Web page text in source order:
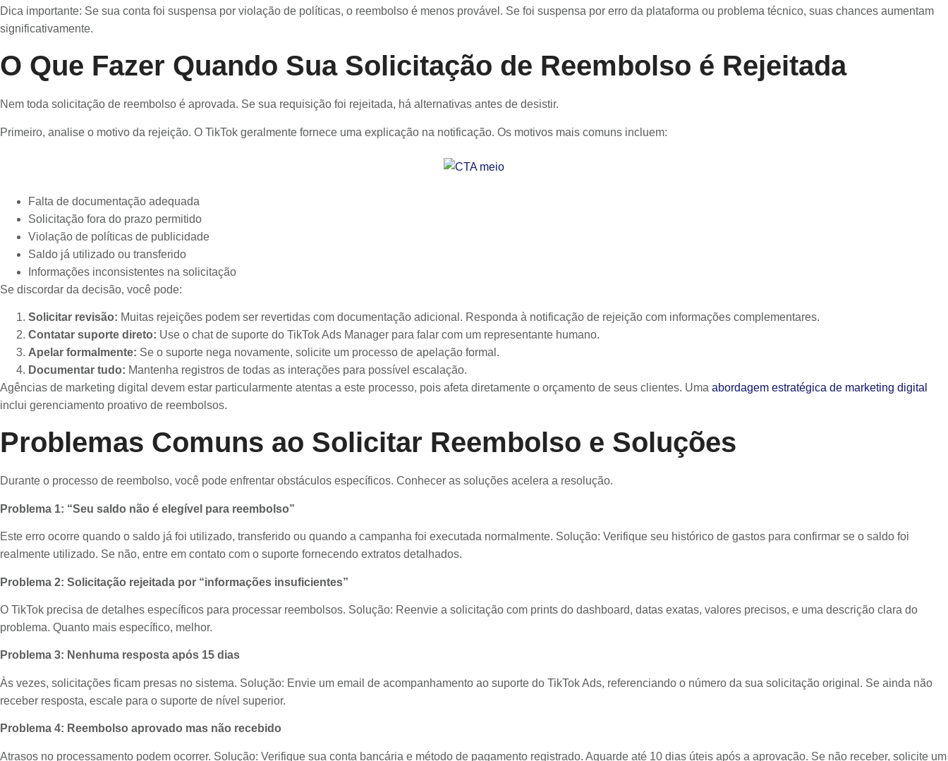
Dica importante: Se sua conta foi suspensa por violação de políticas, o reembolso é menos provável. Se foi suspensa por erro da plataforma ou problema técnico, suas chances aumentam
significativamente.
O Que Fazer Quando Sua Solicitação de Reembolso é Rejeitada
Nem toda solicitação de reembolso é aprovada. Se sua requisição foi rejeitada, há alternativas antes de desistir.
Primeiro, analise o motivo da rejeição. O TikTok geralmente fornece uma explicação na notificação. Os motivos mais comuns incluem:
Falta de documentação adequada
Solicitação fora do prazo permitido
Violação de políticas de publicidade
Saldo já utilizado ou transferido
Informações inconsistentes na solicitação
Se discordar da decisão, você pode:
Solicitar revisão: Muitas rejeições podem ser revertidas com documentação adicional. Responda à notificação de rejeição com informações complementares.
Contatar suporte direto: Use o chat de suporte do TikTok Ads Manager para falar com um representante humano.
Apelar formalmente: Se o suporte nega novamente, solicite um processo de apelação formal.
Documentar tudo: Mantenha registros de todas as interações para possível escalação.
Agências de marketing digital devem estar particularmente atentas a este processo, pois afeta diretamente o orçamento de seus clientes. Uma abordagem estratégica de marketing digital
inclui gerenciamento proativo de reembolsos.
Problemas Comuns ao Solicitar Reembolso e Soluções
Durante o processo de reembolso, você pode enfrentar obstáculos específicos. Conhecer as soluções acelera a resolução.
Problema 1: “Seu saldo não é elegível para reembolso”
Este erro ocorre quando o saldo já foi utilizado, transferido ou quando a campanha foi executada normalmente. Solução: Verifique seu histórico de gastos para confirmar se o saldo foi
realmente utilizado. Se não, entre em contato com o suporte fornecendo extratos detalhados.
Problema 2: Solicitação rejeitada por “informações insuficientes”
O TikTok precisa de detalhes específicos para processar reembolsos. Solução: Reenvie a solicitação com prints do dashboard, datas exatas, valores precisos, e uma descrição clara do
problema. Quanto mais específico, melhor.
Problema 3: Nenhuma resposta após 15 dias
Às vezes, solicitações ficam presas no sistema. Solução: Envie um email de acompanhamento ao suporte do TikTok Ads, referenciando o número da sua solicitação original. Se ainda não
receber resposta, escale para o suporte de nível superior.
Problema 4: Reembolso aprovado mas não recebido
Atrasos no processamento podem ocorrer. Solução: Verifique sua conta bancária e método de pagamento registrado. Aguarde até 10 dias úteis após a aprovação. Se não receber, solicite um